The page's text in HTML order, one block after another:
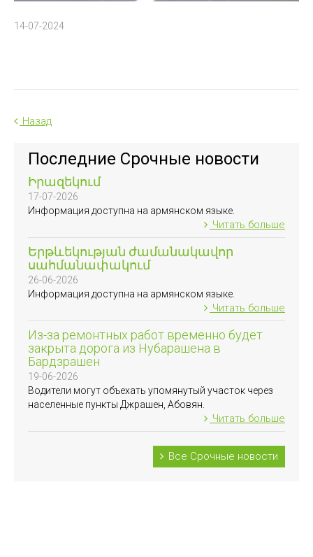
14-07-2024
Назад
Последние Срочные новости
Իրազեկում
17-07-2026
Информация доступна на армянском языке.
Читать больше
Երթևեկության ժամանակավոր
սահմանափակում
26-06-2026
Информация доступна на армянском языке.
Читать больше
Из-за ремонтных работ временно будет
закрыта дорога из Нубарашена в
Бардзрашен
19-06-2026
Водители могут объехать упомянутый участок через
населенные пункты Джрашен, Абовян.
Читать больше
Все Срочные новости